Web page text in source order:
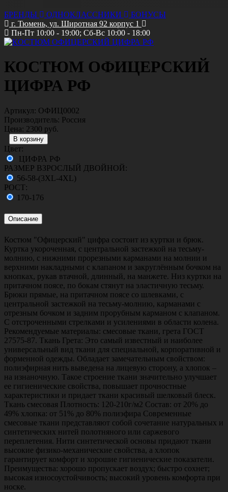
БРЕНДЫ ОДНОКЛАССНИКИ
БОНУСЫ
г. Тюмень, ул. Широтная 92 корпус 1
Пн-Пт 10:00 - 19:00; Сб-Вс 10:00 - 18:00
КОСТЮМ ОФИЦЕРСКИЙ
ЦИФРА РФ
Артикул: ОФИЦ0002
Производитель: Россия
Цена: 2300 руб.
Цвет:
ЦИФРА РФ
РАЗМЕР ВЗРОСЛЫЙ ДВОЙНОЙ:
56-58-(3XL-4XL)
РОСТ:
170-176
Описание
Костюм "Офицерский" цифра состоит из куртки и брюк.
Куртка укороченная, с центральной застежкой на тесьму-
молнию, с нижними прорезными карманами на молнии и
верхними накладными с клапаном и закруглённым бочком на
кнопках, рукав втачной, длинный, на манжете. Низ куртки на
притачном поясе, по бокам стянут на эластичную тесьму.
Брюки прямые, на притачном поясе со шлевками, с
центральной застежкой на тесьму-молнию, карманами с
отрезным бочком и задним прорубным карманом с клапаном.
С отстроченными стрелками и усилениями в области колена.
Рекомендуемые материалы: смесовые ткани, грета ГОСТ
27575-87. Ткань Грета: Это самый известный и наиболее
универсальный вид ткани для специальной, корпоративной и
форменной одежды. Обладает замечательным свойством:
полиэфирная нить выведена на лицевую сторону, а хлопок –
на изнаночную. Такое строение ткани значительно улучшает
ее гигиенические свойства, повышает прочностные
характеристики и придает ткани красивый шелковый блеск.
Ткань смесовая Плотность: 120-210г/м2 Состав: от 20% до
49% хлопка: от 51% до 80% полиэфира Современные
смесовые ткани представляют собой сочетание натуральных и
синтетических нитей полотняного или саржевого
переплетения. Нити синтетической основы придают ткани
высокие физико-механические свойства, а хлопок
гарантирует комфорт и хорошие гигиенические показатели.
Преимущества: хорошо пропускает воздух; быстро сохнет;
высокая износоустойчивость; высокий уровень комфорта при
носке.